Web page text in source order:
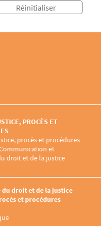
du droit et de la justice 1
du droit et de la justice 2
du droit et de la justice 3
du droit et de la justice 4
du droit et de la justice 5
procès et procédures
et
droit et de la justice
PROCÈS ET
droit et de la justice
et procédures